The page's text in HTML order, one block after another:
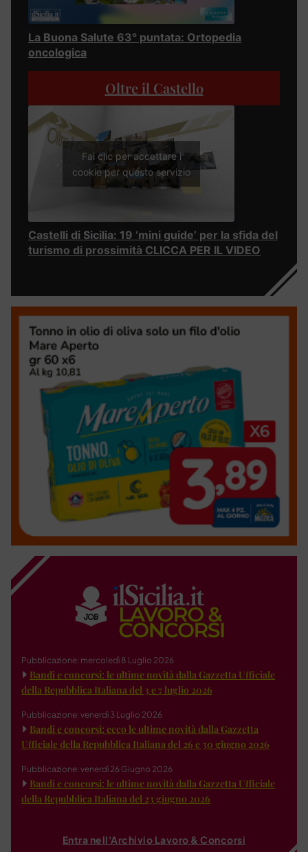
La Buona Salute 63° puntata: Ortopedia
oncologica
Oltre il Castello
Fai clic per accettare i
cookie per questo servizio
Castelli di Sicilia: 19 ‘mini guide’ per la sfida del
turismo di prossimità CLICCA PER IL VIDEO
Pubblicazione: mercoledì 8 Luglio 2026
Bandi e concorsi: le ultime novità dalla Gazzetta Ufficiale
della Repubblica Italiana del 3 e 7 luglio 2026
Pubblicazione: venerdì 3 Luglio 2026
Bandi e concorsi: ecco le ultime novità dalla Gazzetta
Ufficiale della Repubblica Italiana del 26 e 30 giugno 2026
Pubblicazione: venerdì 26 Giugno 2026
Bandi e concorsi: le ultime novità dalla Gazzetta Ufficiale
della Repubblica Italiana del 23 giugno 2026
Entra nell'Archivio Lavoro & Concorsi